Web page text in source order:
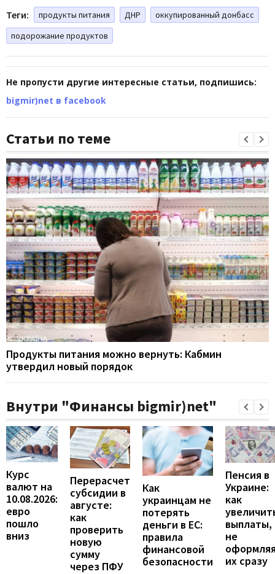
Теги: продукты питания ДНР
оккупированный донбасс
подорожание продуктов
Не пропусти другие интересные статьи, подпишись:
bigmir)net в facebook
Статьи по теме
Продукты питания можно вернуть: Кабмин
утвердил новый порядок
Внутри "Финансы bigmir)net"
Курс
валют на
10.08.2026:
евро
пошло
вниз
Перерасчет
субсидии в
августе:
как
проверить
новую
сумму
через ПФУ
Как
украинцам не
потерять
деньги в ЕС:
правила
финансовой
безопасности
Пенсия в
Украине:
как
выплаты,
не
их сразу